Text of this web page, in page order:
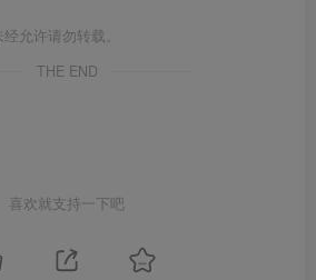
允许请勿转载。
THE END
喜欢就支持一下吧